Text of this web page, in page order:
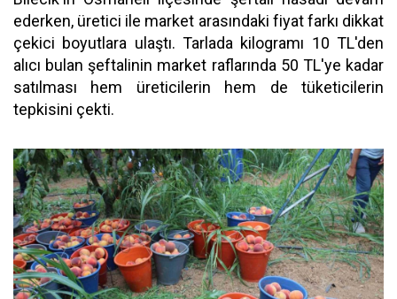
ederken, üretici ile market arasındaki fiyat farkı dikkat
çekici boyutlara ulaştı. Tarlada kilogramı 10 TL'den
alıcı bulan şeftalinin market raflarında 50 TL'ye kadar
satılması hem üreticilerin hem de tüketicilerin
tepkisini çekti.